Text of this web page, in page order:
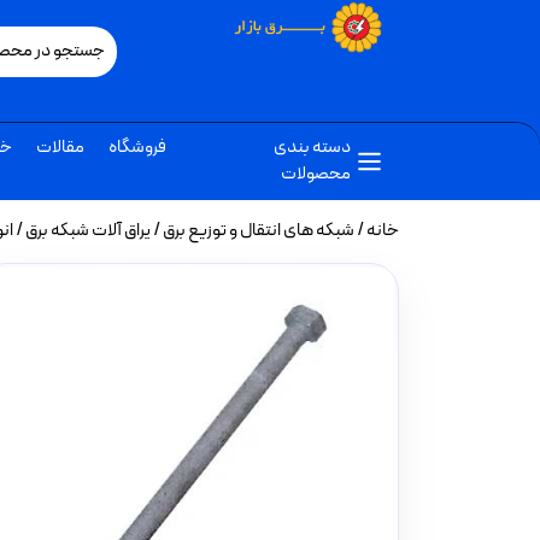
دسته بندی
محصولات
فروشگاه مقالات
خانه/شبکه های انتقال و توزیع برق/یراق آلات شبکه برق/